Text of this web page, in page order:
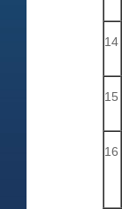
14
15
16